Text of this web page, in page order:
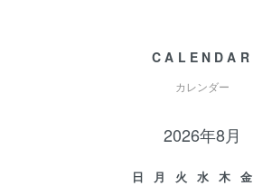
CALENDAR
カレンダー
2026年8月
日 月 火 水 木 金